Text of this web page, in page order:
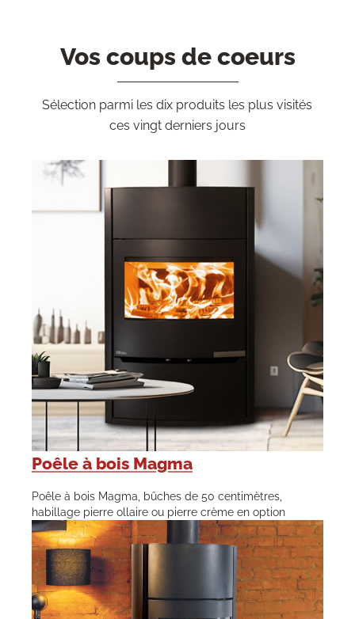
Vos coups de coeurs
Sélection parmi les dix produits les plus visités
ces vingt derniers jours
Poêle à bois Magma
Poêle à bois Magma, bûches de 50 centimètres,
habillage pierre ollaire ou pierre crème en option